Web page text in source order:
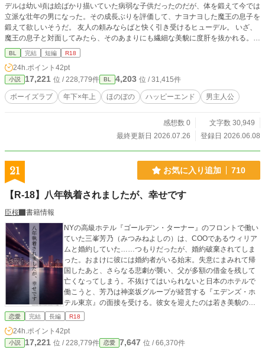
デルは幼い頃は絵ばかり描いていた病弱な子供だったのだが、体を鍛えて今では
立派な壮年の男になった。その成長ぶりを評価して、ナヨナヨした魔王の息子を
鍛えて欲しいそうだ。 友人の頼みならばと快く引き受けるヒューデル。 いざ、
魔王の息子と対面してみたら、そのあまりにも繊細な美貌に度肝を抜かれる。
魔王の息子……ネルは最初はヒューデルをうとましがった。だが、ある出来事を
きっかけに急速に懐かれることになるのだった。 ※ムーンライトノベルズ様で
も投稿しています。 ※宜しくお願いします。
BL 完結 短編 R18
24h.ポイント 42pt
小説 17,221 位 / 228,779件 BL 4,203 位 / 31,415件
ボーイズラブ 年下×年上 ほのぼの ハッピーエンド 男主人公
感想数 0
文字数 30,949
最終更新日 2026.07.26
登録日 2026.06.08
21 お気に入り追加 710
【R-18】八年執着されましたが、幸せです
臣桜
書籍情報
NYの高級ホテル『ゴールデン・ターナー』のフロントで働い
ていた三峯芳乃（みつみねよしの）は、COOであるウィリア
ムと婚約していた……つもりだったが、婚約破棄されてしま
った。おまけに彼には婚約者がいる始末。失意にまみれて帰
国したあと、さらなる悲劇が襲い、父が多額の借金を残して
亡くなってしまう。不抜けてはいられないと日本のホテルで
働こうと、芳乃は神楽坂グループが経営する『エデンズ・ホ
テル東京』の面接を受ける。彼女を迎えたのは若き美貌の副
社長、神楽坂暁人（かぐらざかあきと）だった。だが芳乃は
なスイートルームで目覚めると、芳乃を助けてくれたのは暁
人だった。しかも彼は芳乃が背負っている借金を肩代わりす
恋愛 完結 長編 R18
24h.ポイント 42pt
小説 17,221 位 / 228,779件 恋愛 7,647 位 / 66,370件